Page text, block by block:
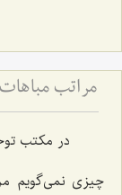
مراتب
در مكتب
چیزی نمی‌گویم